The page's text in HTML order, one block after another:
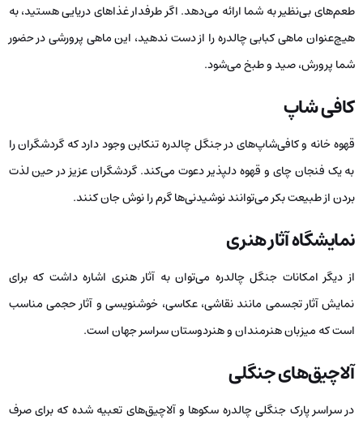
طعم‌های بی‌نظیر به شما ارائه می‌دهد. اگر طرفدار غذاهای دریایی هستید، به
هیچ‌عنوان ماهی کبابی چالدره را از دست ندهید، این ماهی پرورشی در حضور
شما پرورش، صید و طبخ می‌شود.
کافی ‌شاپ
قهوه خانه و کافی‌شاپ‌های در جنگل چالدره تنکابن وجود دارد که گردشگران را
به یک فنجان چای و قهوه دلپذیر دعوت می‌کند. گردشگران عزیز در حین لذت
بردن از طبیعت بکر می‌توانند نوشیدنی‌ها گرم را نوش جان کنند‌.
نمایشگاه آثار هنری
از دیگر امکانات جنگل چالدره می‌توان به آثار هنری اشاره داشت که برای
نمایش آثار تجسمی مانند نقاشی، عکاسی، خوشنویسی و آثار حجمی مناسب
است که میزبان هنرمندان و هنردوستان سراسر جهان است.
آلاچیق‌های جنگلی
در سراسر پارک جنگلی چالدره سکوها و آلاچیق‌های تعبیه شده که برای صرف